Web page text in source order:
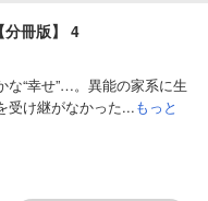
分冊版】 4
な“幸せ”…。異能の家系に生
受け継がなかった...もっと